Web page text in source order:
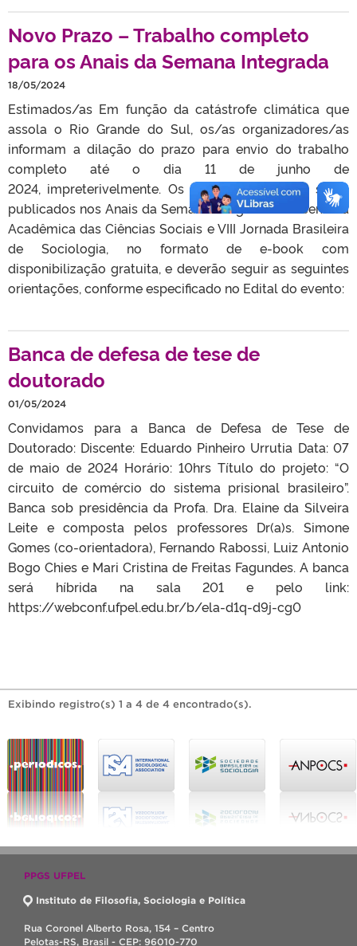
Novo Prazo – Trabalho completo
para os Anais da Semana Integrada
18/05/2024
Estimados/as Em função da catástrofe climática que
assola o Rio Grande do Sul, os/as organizadores/as
informam a dilação do prazo para envio do trabalho
completo até o dia 11 de junho de
2024, impreterivelmente. Os trabalhos enviados serão
publicados nos Anais da Semana Integrada: XIV Semana
Acadêmica das Ciências Sociais e VIII Jornada Brasileira
de Sociologia, no formato de e-book com
disponibilização gratuita, e deverão seguir as seguintes
orientações, conforme especificado no Edital do evento:
Banca de defesa de tese de
doutorado
01/05/2024
Convidamos para a Banca de Defesa de Tese de
Doutorado: Discente: Eduardo Pinheiro Urrutia Data: 07
de maio de 2024 Horário: 10hrs Título do projeto: “O
circuito de comércio do sistema prisional brasileiro”.
Banca sob presidência da Profa. Dra. Elaine da Silveira
Leite e composta pelos professores Dr(a)s. Simone
Gomes (co-orientadora), Fernando Rabossi, Luiz Antonio
Bogo Chies e Mari Cristina de Freitas Fagundes. A banca
será híbrida na sala 201 e pelo link:
https://webconf.ufpel.edu.br/b/ela-d1q-d9j-cg0
Exibindo registro(s) 1 a 4 de 4 encontrado(s).
PPGS UFPEL
Instituto de Filosofia, Sociologia e Política
Rua Coronel Alberto Rosa, 154 – Centro
Pelotas-RS, Brasil - CEP: 96010-770